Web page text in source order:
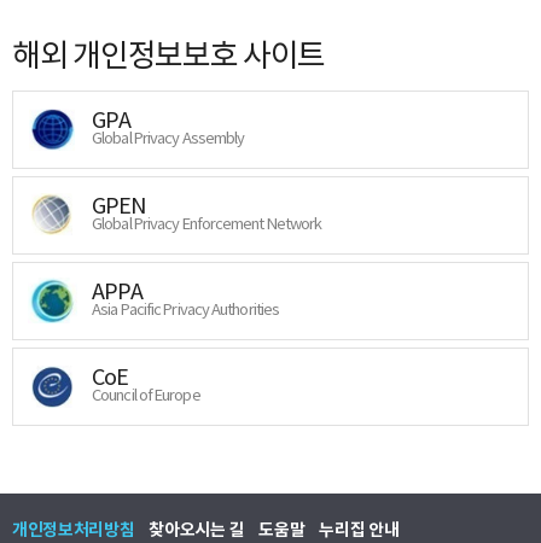
해외 개인정보보호 사이트
GPA
Global Privacy Assembly
GPEN
Global Privacy Enforcement Network
APPA
Asia Pacific Privacy Authorities
CoE
Council of Europe
개인정보처리방침 찾아오시는 길 도움말 누리집 안내